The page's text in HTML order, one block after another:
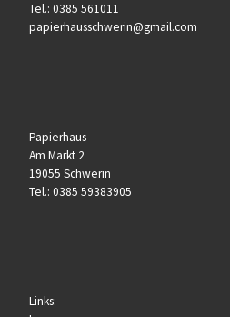
Tel.: 0385 561011
papierhausschwerin@gmail.com
Papierhaus
Am Markt 2
19055 Schwerin
Tel.: 0385 59383905
Links: